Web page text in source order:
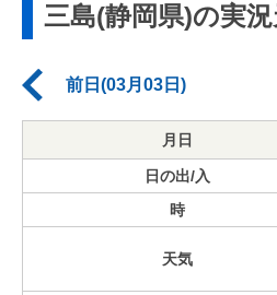
三島(静岡県)の実
前日(03月03日)
月日
日の出/入
時
天気